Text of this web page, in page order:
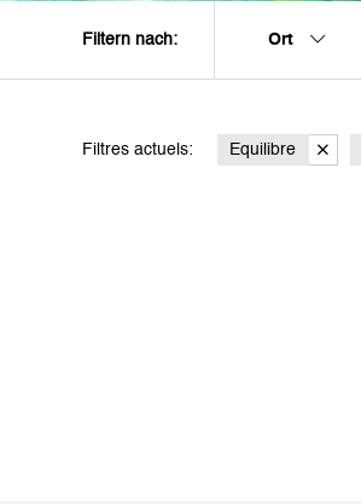
Filtern nach: Ort
Filtres actuels: Equilibre